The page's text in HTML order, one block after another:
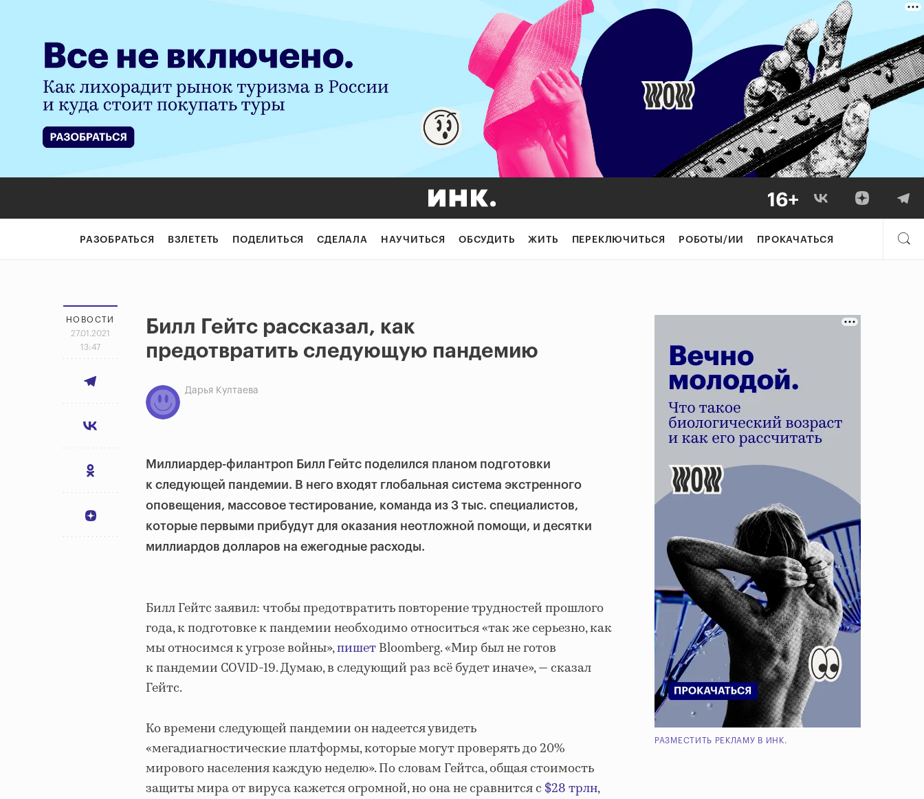
РАЗОБРАТЬСЯ ВЗЛЕТЕТЬ ПОДЕЛИТЬСЯ СДЕЛАЛА НАУЧИТЬСЯ ОБСУДИТЬ ЖИТЬ ПЕРЕКЛЮЧИТЬСЯ РОБОТЫ/ИИ ПРОКАЧАТЬСЯ
НОВОСТИ
27.01.2021
13:47
Билл Гейтс рассказал, как
предотвратить следующую пандемию
Дарья Култаева
Миллиардер-филантроп Билл Гейтс поделился планом подготовки
к следующей пандемии. В него входят глобальная система экстренного
оповещения, массовое тестирование, команда из 3 тыс. специалистов,
которые первыми прибудут для оказания неотложной помощи, и десятки
миллиардов долларов на ежегодные расходы.
Билл Гейтс заявил: чтобы предотвратить повторение трудностей прошлого
года, к подготовке к пандемии необходимо относиться «так же серьезно, как
мы относимся к угрозе войны»,пишетBloomberg. «Мир был не готов
к пандемии COVID-19. Думаю, в следующий раз всё будет иначе», — сказал
Гейтс.
Ко времени следующей пандемии он надеется увидеть
«мегадиагностические платформы, которые могут проверять до 20%
мирового населения каждую неделю». По словам Гейтса, общая стоимость
защиты мира от вируса кажется огромной, но она не сравнится с $28 трлн,
РАЗМЕСТИТЬ РЕКЛАМУ В ИНК.